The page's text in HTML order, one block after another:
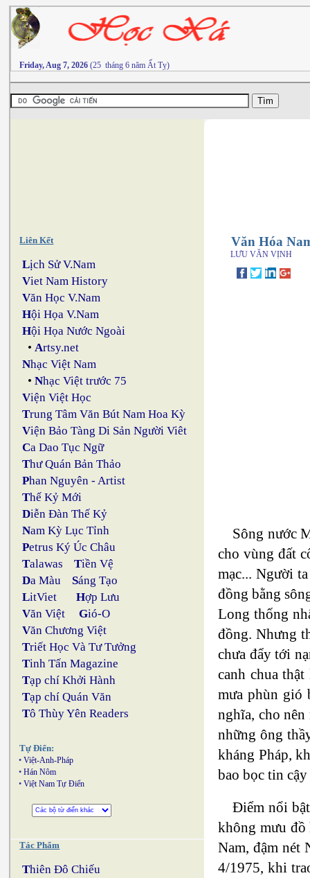
Friday, Aug 7, 2026 (25 tháng 6 năm Ất Tỵ)
Liên Kết
Lịch Sử V.Nam
Viet Nam History
Văn Học V.Nam
Hội Họa V.Nam
Hội Họa Nước Ngoài
•Artsy.net
Nhạc Việt Nam
•Nhạc Việt trước 75
Viện Việt Học
Trung Tâm Văn Bút Nam Hoa Kỳ
Viện Bảo Tàng Di Sản Người Viêt
Ca Dao Tục Ngữ
Thư Quán Bản Thảo
Phan Nguyên - Artist
Thế Kỷ Mới
Diễn Đàn Thế Kỷ
Nam Kỳ Lục Tỉnh
Petrus Ký Úc Châu
Talawas Tiền Vệ
Da Màu Sáng Tạo
LitViet Hợp Lưu
Văn Việt Gió-O
Văn Chương Việt
Triết Học Và Tư Tưởng
Tinh Tấn Magazine
Tạp chí Khởi Hành
Tạp chí Quán Văn
Tô Thùy Yên Readers
Tự Điển:
• Việt-Anh-Pháp
• Hán Nôm
• Việt Nam Tự Điển
Tác Phẩm
Thiên Đô Chiếu
Văn Hóa
LƯU VĂN VỊNH
Sông nước
cho vùng đất
mạc... Người
đồng bằng
Long thống
đồng. Nhưng
chưa đẩy tới
canh chua
mưa phùn gió
nghĩa, cho
những ông
kháng Pháp,
bao bọc tin
Điểm nổi
không mưu đồ
Nam, đậm nét
4/1975, khi